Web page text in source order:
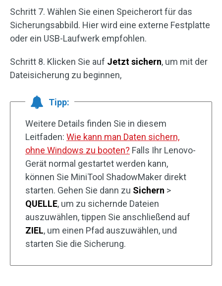
Schritt 7. Wählen Sie einen Speicherort für das
Sicherungsabbild. Hier wird eine externe Festplatte
oder ein USB-Laufwerk empfohlen.
Schritt 8. Klicken Sie auf Jetzt sichern, um mit der
Dateisicherung zu beginnen,
Tipp:
Weitere Details finden Sie in diesem
Leitfaden: Wie kann man Daten sichern,
ohne Windows zu booten? Falls Ihr Lenovo-
Gerät normal gestartet werden kann,
können Sie MiniTool ShadowMaker direkt
starten. Gehen Sie dann zu Sichern >
QUELLE, um zu sichernde Dateien
auszuwählen, tippen Sie anschließend auf
ZIEL, um einen Pfad auszuwählen, und
starten Sie die Sicherung.